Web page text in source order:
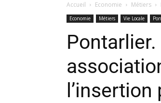
Accueil Economie Métiers
Economie Métiers Vie Locale